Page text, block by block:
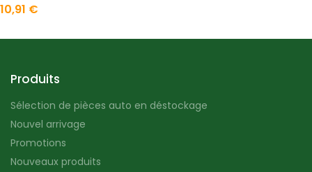
10,91 €
Produits
Sélection de pièces auto en déstockage
Nouvel arrivage
Promotions
Nouveaux produits